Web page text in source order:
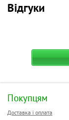
Фотолюбителям,
Школам і
Переваги
аркушів.
Глянсова
мінімальні
Відгуки
Покупцям
Доставка і оплата